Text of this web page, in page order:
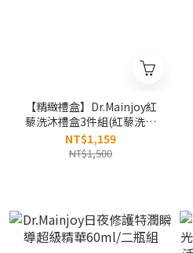
【精緻禮盒】Dr.Mainjoy紅
藜洗沐禮盒3件組(紅藜洗髮
+紅藜沐浴+紅藜晶亮全效潔
顏凝膠)
NT$1,159
NT$1,500